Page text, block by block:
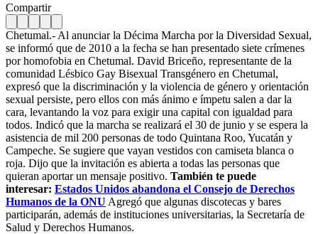
Compartir
Chetumal.- Al anunciar la Décima Marcha por la Diversidad Sexual,
se informó que de 2010 a la fecha se han presentado siete crímenes
por homofobia en Chetumal. David Briceño, representante de la
comunidad Lésbico Gay Bisexual Transgénero en Chetumal,
expresó que la discriminación y la violencia de género y orientación
sexual persiste, pero ellos con más ánimo e ímpetu salen a dar la
cara, levantando la voz para exigir una capital con igualdad para
todos. Indicó que la marcha se realizará el 30 de junio y se espera la
asistencia de mil 200 personas de todo Quintana Roo, Yucatán y
Campeche. Se sugiere que vayan vestidos con camiseta blanca o
roja. Dijo que la invitación es abierta a todas las personas que
quieran aportar un mensaje positivo. También te puede
interesar: Estados Unidos abandona el Consejo de Derechos
Humanos de la ONU Agregó que algunas discotecas y bares
participarán, además de instituciones universitarias, la Secretaría de
Salud y Derechos Humanos.